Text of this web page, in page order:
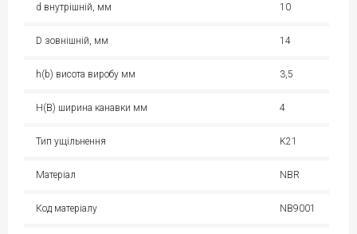
d внутрішній, мм 10
D зовнішній, мм 14
h(b) висота виробу мм 3,5
H(B) ширина канавки мм 4
Тип ущільнення K21
Матеріал NBR
Код матеріалу NB9001